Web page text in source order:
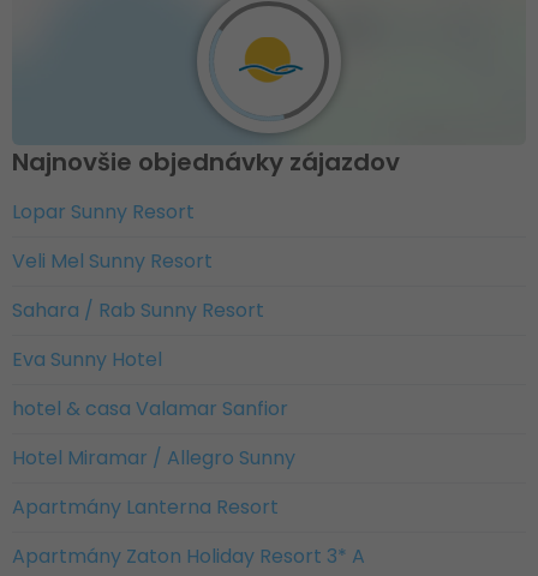
Najnovšie objednávky zájazdov
Lopar Sunny Resort
Veli Mel Sunny Resort
Sahara / Rab Sunny Resort
Eva Sunny Hotel
hotel & casa Valamar Sanfior
Hotel Miramar / Allegro Sunny
Apartmány Lanterna Resort
Apartmány Zaton Holiday Resort 3* A